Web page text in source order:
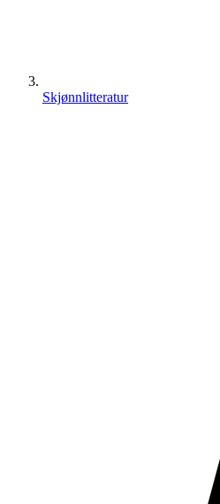
Skjønnlitteratur